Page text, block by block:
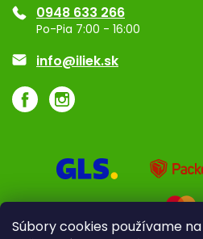
Súbory cookies používame
Značky0948 633 266
Po-Pia 7:00 - 16:00
info@iliek.sk